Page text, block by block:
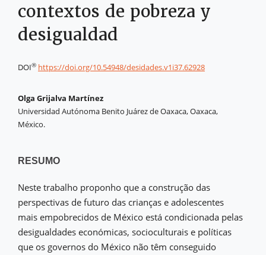
contextos de pobreza y
desigualdad
DOI® https://doi.org/10.54948/desidades.v1i37.62928
Olga Grijalva Martínez
Universidad Autónoma Benito Juárez de Oaxaca, Oaxaca,
México.
RESUMO
Neste trabalho proponho que a construção das
perspectivas de futuro das crianças e adolescentes
mais empobrecidos de México está condicionada pelas
desigualdades económicas, socioculturais e políticas
que os governos do México não têm conseguido